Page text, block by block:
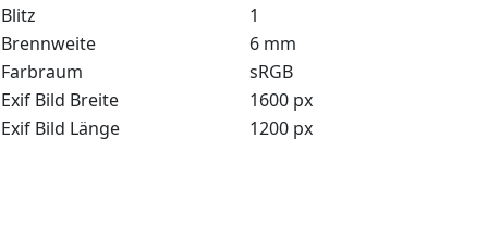
Blitz
1
Brennweite
6 mm
Farbraum
sRGB
Exif Bild Breite
1600 px
Exif Bild Länge
1200 px